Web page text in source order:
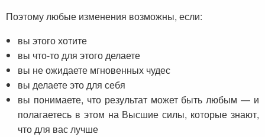
Поэтому любые изменения возможны, если:
вы этого хотите
вы что-то для этого делаете
вы не ожидаете мгновенных чудес
вы делаете это для себя
вы понимаете, что результат может быть любым — и
полагаетесь в этом на Высшие силы, которые знают,
что для вас лучше